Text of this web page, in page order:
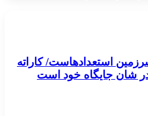
استعدادهاست/ کاراته
شان جایگاه خود است